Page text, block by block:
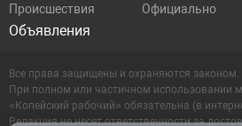
Происшествия
Официально
Объявления
Все права защищены и охраняются законом.
При полном или частичном использовании
«Копейский рабочий» обязательна (в
Редакция не несет ответственности за